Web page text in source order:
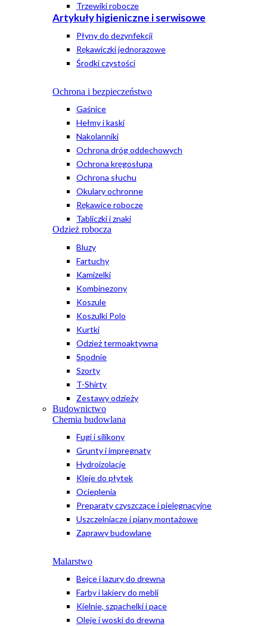
Trzewiki robocze
Artykuły higieniczne i serwisowe
Płyny do dezynfekcji
Rękawiczki jednorazowe
Środki czystości
Ochrona i bezpieczeństwo
Gaśnice
Hełmy i kaski
Nakolanniki
Ochrona dróg oddechowych
Ochrona kręgosłupa
Ochrona słuchu
Okulary ochronne
Rękawice robocze
Tabliczki i znaki
Odzież robocza
Bluzy
Fartuchy
Kamizelki
Kombinezony
Koszule
Koszulki Polo
Kurtki
Odzież termoaktywna
Spodnie
Szorty
T-Shirty
Zestawy odzieży
Budownictwo
Chemia budowlana
Fugi i silikony
Grunty i impregnaty
Hydroizolacje
Kleje do płytek
Ocieplenia
Preparaty czyszczące i pielęgnacyjne
Uszczelniacze i piany montażowe
Zaprawy budowlane
Malarstwo
Bejce i lazury do drewna
Farby i lakiery do mebli
Kielnie, szpachelki i pace
Oleje i woski do drewna